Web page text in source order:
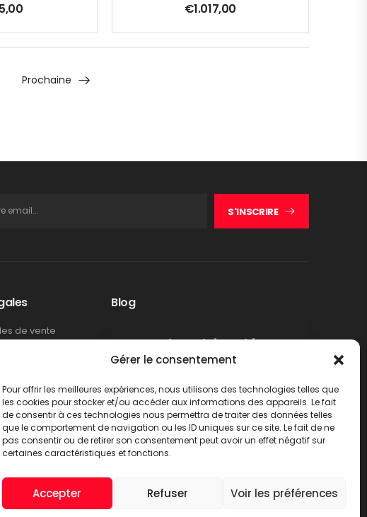
Gérer le consentement
Pour offrir les meilleures expériences, nous utilisons des technologies telles que
les cookies pour stocker et/ou accéder aux informations des appareils. Le fait
de consentir à ces technologies nous permettra de traiter des données telles
que le comportement de navigation ou les ID uniques sur ce site. Le fait de ne
pas consentir ou de retirer son consentement peut avoir un effet négatif sur
certaines caractéristiques et fonctions.
Accepter Refuser Voir les préférences
€1.017,00
Prochaine
S'INSCRIRE
de vente
Blog
Rappel produit Makita –
Pompe à graisse DGP180
LIRE PLUS